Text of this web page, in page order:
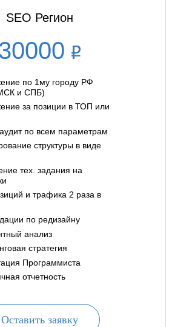
SEO Регион
по 1му городу РФ
и СПБ)
за позиции в ТОП или
по всем параметрам
структуры в виде
тех. задания на
и трафика 2 раза в
по редизайну
анализ
стратегия
Программиста
отчетность
Оставить заявку